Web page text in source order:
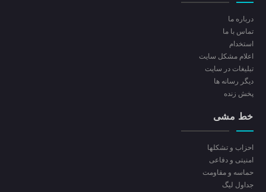
درباره ما
تماس با ما
استخدام
اعلام مشکل سایت
تبلیغات در سایت
ديگر رسانه ها
پخش زنده
خط مشی
احزاب و تشکلها
امنیتی و دفاعی
حماسه و مقاومت
جداول لیگ